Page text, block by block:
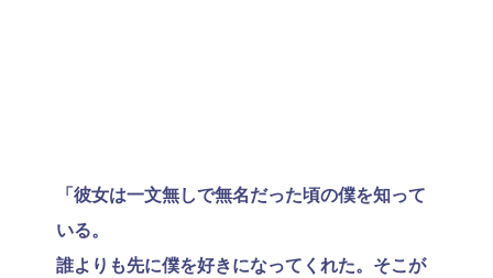
「彼女は一文無しで無名だった頃の僕を知って
いる。
誰よりも先に僕を好きになってくれた。そこが